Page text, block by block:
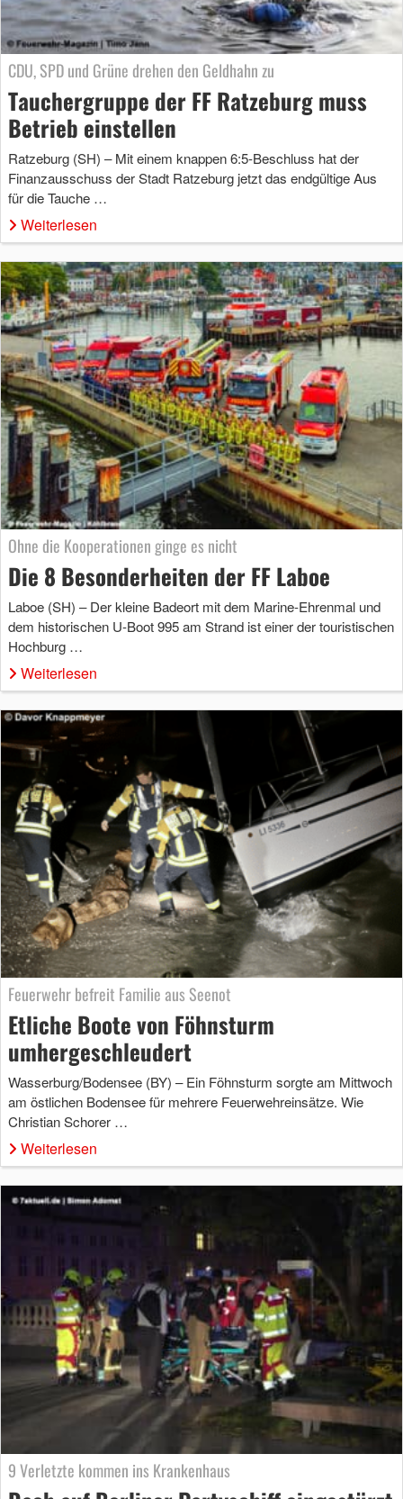
CDU, SPD und Grüne drehen den Geldhahn zu
Tauchergruppe der FF Ratzeburg muss
Betrieb einstellen
Ratzeburg (SH) – Mit einem knappen 6:5-Beschluss hat der
Finanzausschuss der Stadt Ratzeburg jetzt das endgültige Aus
für die Tauche …
Weiterlesen
Ohne die Kooperationen ginge es nicht
Die 8 Besonderheiten der FF Laboe
Laboe (SH) – Der kleine Badeort mit dem Marine-Ehrenmal und
dem historischen U-Boot 995 am Strand ist einer der touristischen
Hochburg …
Weiterlesen
Feuerwehr befreit Familie aus Seenot
Etliche Boote von Föhnsturm
umhergeschleudert
Wasserburg/Bodensee (BY) – Ein Föhnsturm sorgte am Mittwoch
am östlichen Bodensee für mehrere Feuerwehreinsätze. Wie
Christian Schorer …
Weiterlesen
9 Verletzte kommen ins Krankenhaus